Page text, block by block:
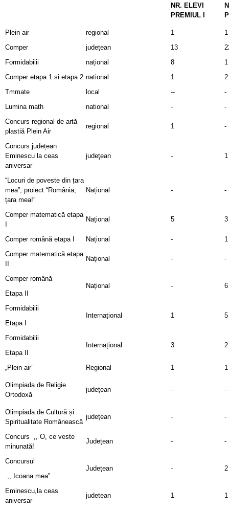
NR. ELEVI
PREMIUL I
Plein air regional 1
1
Comper
județean 13
Formidabilii
național 8
1
Comper etapa 1 si etapa 2 national 1
2
Tmmate
local --
-
Lumina math
national -
-
Concurs regional de artă
plastiă Plein Air
regional 1 -
Concurs județean
Eminescu la ceas
aniversar
judeţean - 1
“Locuri de poveste din țara
mea”, proiect “România,
țara mea!”
Național - -
Comper matematică etapa
Național 5 3
Comper română etapa I Național -
1
Comper matematică etapa
Național - -
Comper română
Etapa II
Național - 6
Formidabilii
Etapa I
Internațional 1 5
Formidabilii
Etapa II
Internațional 3 2
„Plein air” Regional 1 1
Olimpiada de Religie
Ortodoxă
județean - -
Olimpiada de Cultură și
Spiritualitate Românească
județean - -
Concurs ,, O, ce veste
minunată!
Județean - -
Concursul
,, Icoana mea”
Județean - 2
Eminescu,la ceas
aniversar
judetean 1 1